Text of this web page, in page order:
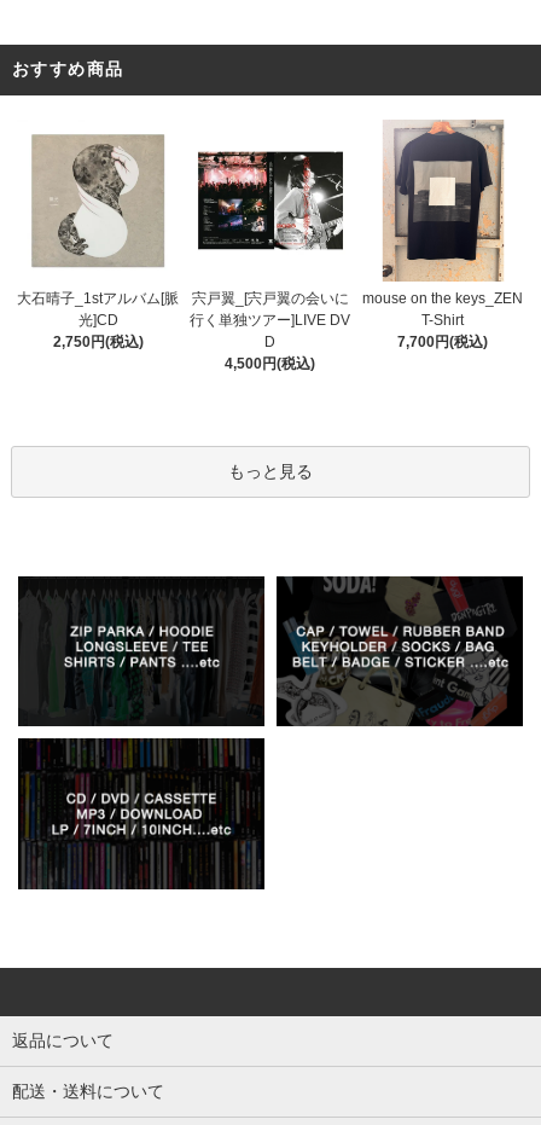
おすすめ商品
大石晴子_1stアルバム[脈
光]CD
2,750円(税込)
宍戸翼_[宍戸翼の会いに
行く単独ツアー]LIVE DV
D
4,500円(税込)
mouse on the keys_ZEN
T-Shirt
7,700円(税込)
もっと見る
返品について
配送・送料について